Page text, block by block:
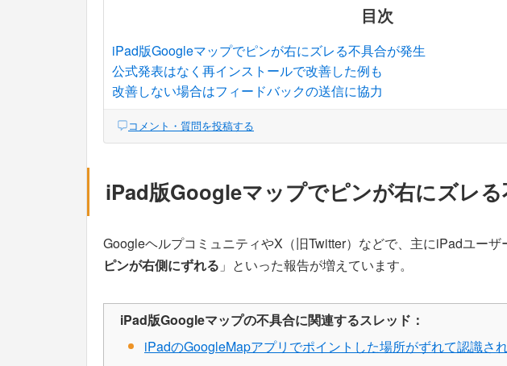
目次
iPad版Googleマップでピンが右にズレる不具合が発生
公式発表はなく再インストールで改善した例も
改善しない場合はフィードバックの送信に協力
コメント・質問を投稿する
iPad版Googleマップでピンが右にズレ
GoogleヘルプコミュニティやX（旧Twitter）などで、主にiPadユーザ
ピンが右側にずれる 」といった報告が増えています。
iPad版Googleマップの不具合に関連するスレッド：
iPadのGoogleMapアプリでポイントした場所がずれて認識さ